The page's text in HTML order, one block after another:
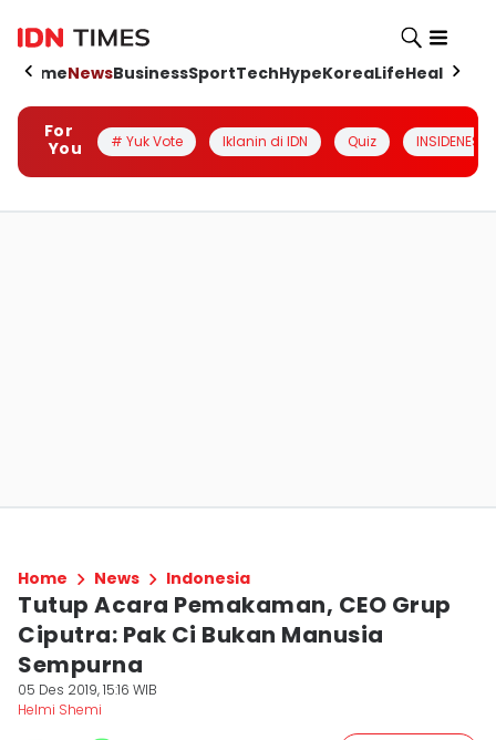
HomeNewsBusinessSportTechHypeKoreaLifeHealth
For
You
# Yuk Vote Iklanin di IDN Quiz INSIDENESIA
Home News Indonesia
Tutup Acara Pemakaman, CEO Grup
Ciputra: Pak Ci Bukan Manusia
Sempurna
05 Des 2019, 15:16 WIB
Helmi Shemi